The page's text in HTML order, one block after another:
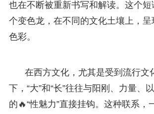
也在不断被重新书写和解读。这个短
个变色龙，在不同的文化土壤上，呈
色彩。
在西方文化，尤其是受到流行文
下，“大”和“长”往往与阳刚、力量、
的🔥“性魅力”直接挂钩。这种联系，